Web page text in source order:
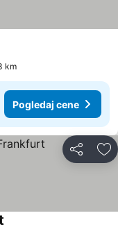
km
Pogledaj cene
Deli